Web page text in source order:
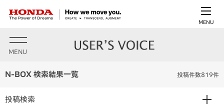
MENU
MENU
N-BOX 検索結果一覧 投稿件数819件
投稿検索